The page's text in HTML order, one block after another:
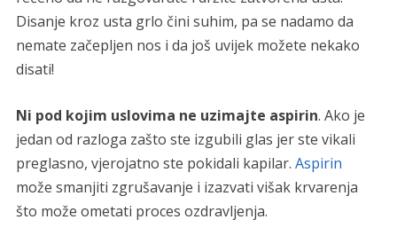
Disanje kroz usta grlo čini suhim, pa se nadamo da
nemate začepljen nos i da još uvijek možete nekako
disati!
Ni pod kojim uslovima ne uzimajte aspirin. Ako je
jedan od razloga zašto ste izgubili glas jer ste vikali
preglasno, vjerojatno ste pokidali kapilar. Aspirin
može smanjiti zgrušavanje i izazvati višak krvarenja
što može ometati proces ozdravljenja.